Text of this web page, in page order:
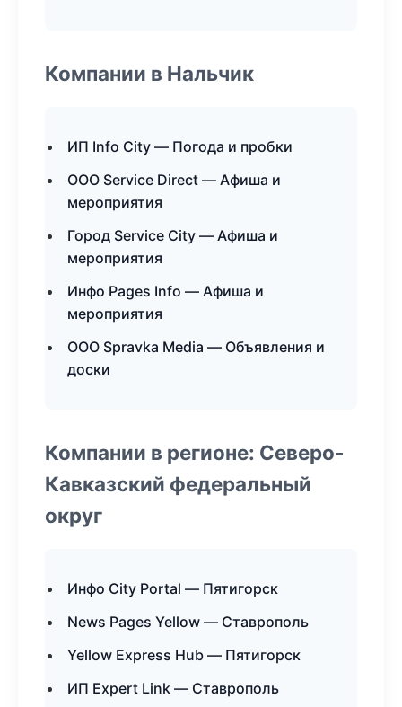
Компании в Нальчик
ИП Info City — Погода и пробки
ООО Service Direct — Афиша и
мероприятия
Город Service City — Афиша и
мероприятия
Инфо Pages Info — Афиша и
мероприятия
ООО Spravka Media — Объявления и
доски
Компании в регионе: Северо-
Кавказский федеральный
округ
Инфо City Portal — Пятигорск
News Pages Yellow — Ставрополь
Yellow Express Hub — Пятигорск
ИП Expert Link — Ставрополь